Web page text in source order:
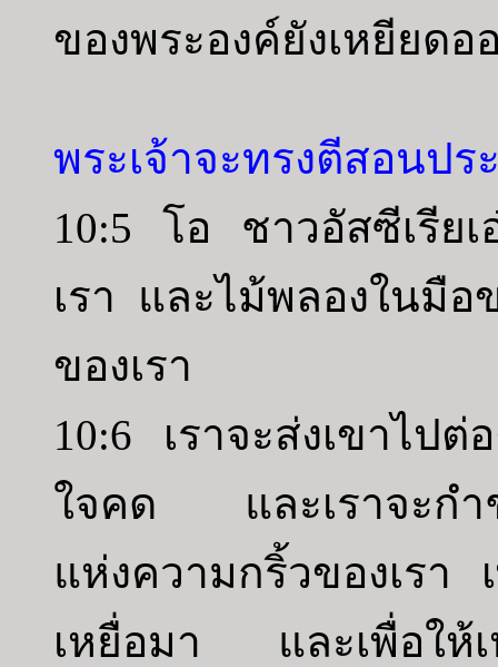
ของพระองค์ยังเหยียดอ
พระเจ้าจะทรงตีสอนปร
10:5 โอ ชาวอัสซีเรีย
เรา และไม้พลองในมือ
ของเรา
10:6 เราจะส่งเขาไป
ใจคด และเราจะกำ
แห่งความกริ้วของเรา
เหยื่อมา และเพื่อให้เ